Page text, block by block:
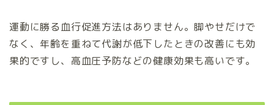
運動に勝る血行促進方法はありません。脚やせだけで
なく、年齢を重ねて代謝が低下したときの改善にも効
果的ですし、高血圧予防などの健康効果も高いです。